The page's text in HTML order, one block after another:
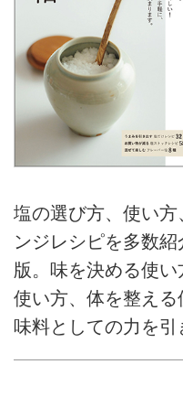
塩の選び方、使い
ンジレシピを多数
版。味を決める使
使い方、体を整え
味料としての力を引